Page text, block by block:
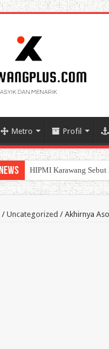
Metro Profil
BPK Ganjar WTP ke 11
/ Uncategorized / Akhirnya